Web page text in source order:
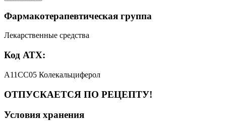
Фармакотерапевтическая группа
Лекарственные средства
Код АТХ:
A11CC05 Колекальциферол
ОТПУСКАЕТСЯ ПО РЕЦЕПТУ!
Условия хранения